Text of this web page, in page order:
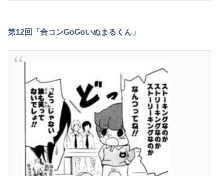
第12回「合コンGoGoいぬまるくん」